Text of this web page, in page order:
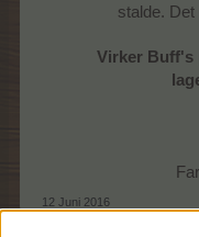
stalde.
Virker Buff's
12 Juni 2016